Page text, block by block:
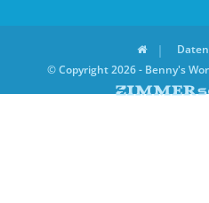
© Copyright 2026 - Benny's